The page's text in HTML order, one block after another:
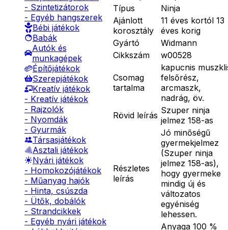
- Szintetizátorok
- Egyéb hangszerek
Bébi játékok
Babák
Autók és
munkagépek
Építőjátékok
Szerepjátékok
Kreatív játékok
- Kreatív játékok
- Rajzolók
- Nyomdák
- Gyurmák
Társasjátékok
Asztali játékok
Nyári játékok
- Homokozójátékok
- Műanyag hajók
- Hinta, csúszda
- Ütők, dobálók
- Strandcikkek
- Egyéb nyári játékok
Típus
Ninja
Ajánlott
korosztály
11 éves kortól 13
éves korig
Gyártó
Widmann
Cikkszám
w00528
Csomag
tartalma
kapucnis
felsőrész,
arcmaszk,
nadrág, öv.
Rövid leírás Szuper ninja
jelmez 158-as
Részletes
leírás
Jó minőségű
gyermekjelmez
(Szuper ninja
jelmez 158-as),
hogy gyermeke
mindig új és
változatos
egyéniség
lehessen.
Anyaga 100 %